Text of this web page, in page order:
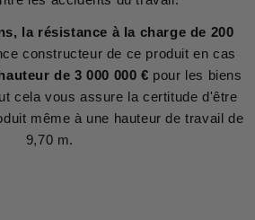
la résistance à la charge de 200
constructeur de ce produit en cas
de 3 000 000 € pour les biens
cela vous assure la certitude d'être
même à une hauteur de travail de
9,70 m.